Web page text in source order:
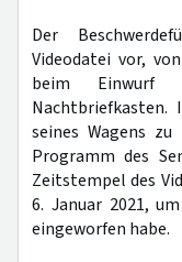
Der
Videodatei vor,
beim Einwurf
Nachtbriefkasten.
seines Wagens
Programm des
Zeitstempel des
6. Januar 2021,
eingeworfen habe.